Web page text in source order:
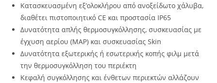
Κατασκευασμένη εξ’ολοκλήρου από ανοξείδωτο χάλυβα,
διαθέτει πιστοποιητικό CE και πρoστασία IP65
Δυνατότητα απλής θερμοσυγκόλλησης, συσκευασίας με
έγχυση αερίου (MAP) και συσκευασίας Skin
Δυνατότητα εξωτερικής ή εσωτερικής κοπής φιλμ μετά
την θερμοσυγκόλληση του περιέκτη
Κεφαλή συγκόλλησης και ένθετων περιεκτών αλλάζουν